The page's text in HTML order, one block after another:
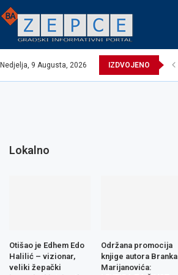
Nedjelja, 9 Augusta, 2026 IZDVOJENO
Lokalno
Otišao je Edhem Edo
Halilić – vizionar,
veliki žepački
Održana promocija
knjige autora Branka
Marijanovića: